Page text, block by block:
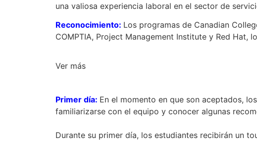
una valiosa experiencia laboral en el sector de
Reconocimiento: Los programas de Canadian
COMPTIA, Project Management Institute y Red Hat,
Ver más
Primer día: En el momento en que son aceptados,
familiarizarse con el equipo y conocer algunas
Durante su primer día, los estudiantes recibirán un